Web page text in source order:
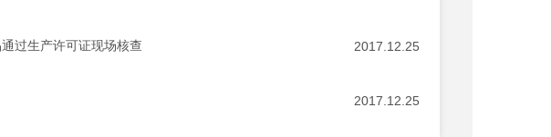
过生产许可证现场核查 2017.12.25
2017.12.25